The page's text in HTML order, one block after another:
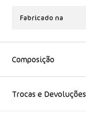
Fabricado na
Composição
Trocas e Devoluções